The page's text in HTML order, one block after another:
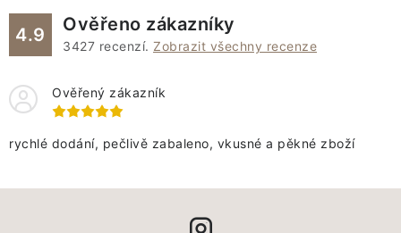
4.9 Ověřeno zákazníky
3427 recenzí. Zobrazit všechny recenze
Ověřený zákazník
rychlé dodání, pečlivě zabaleno, vkusné a pěkné zboží